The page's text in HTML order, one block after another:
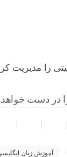
را مدیریت
در دست
آموزش زبان